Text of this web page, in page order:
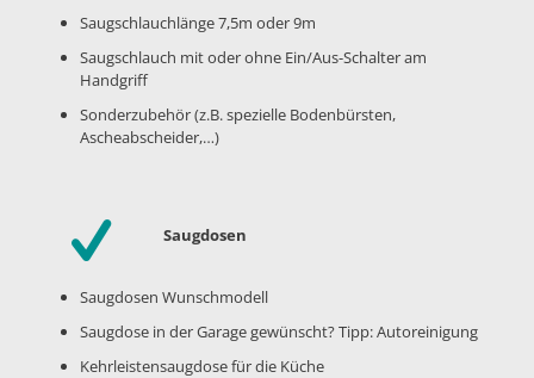
Saugschlauchlänge 7,5m oder 9m
Saugschlauch mit oder ohne Ein/Aus-Schalter am
Handgriff
Sonderzubehör (z.B. spezielle Bodenbürsten,
Ascheabscheider,…)
Saugdosen
Saugdosen Wunschmodell
Saugdose in der Garage gewünscht? Tipp: Autoreinigung
Kehrleistensaugdose für die Küche